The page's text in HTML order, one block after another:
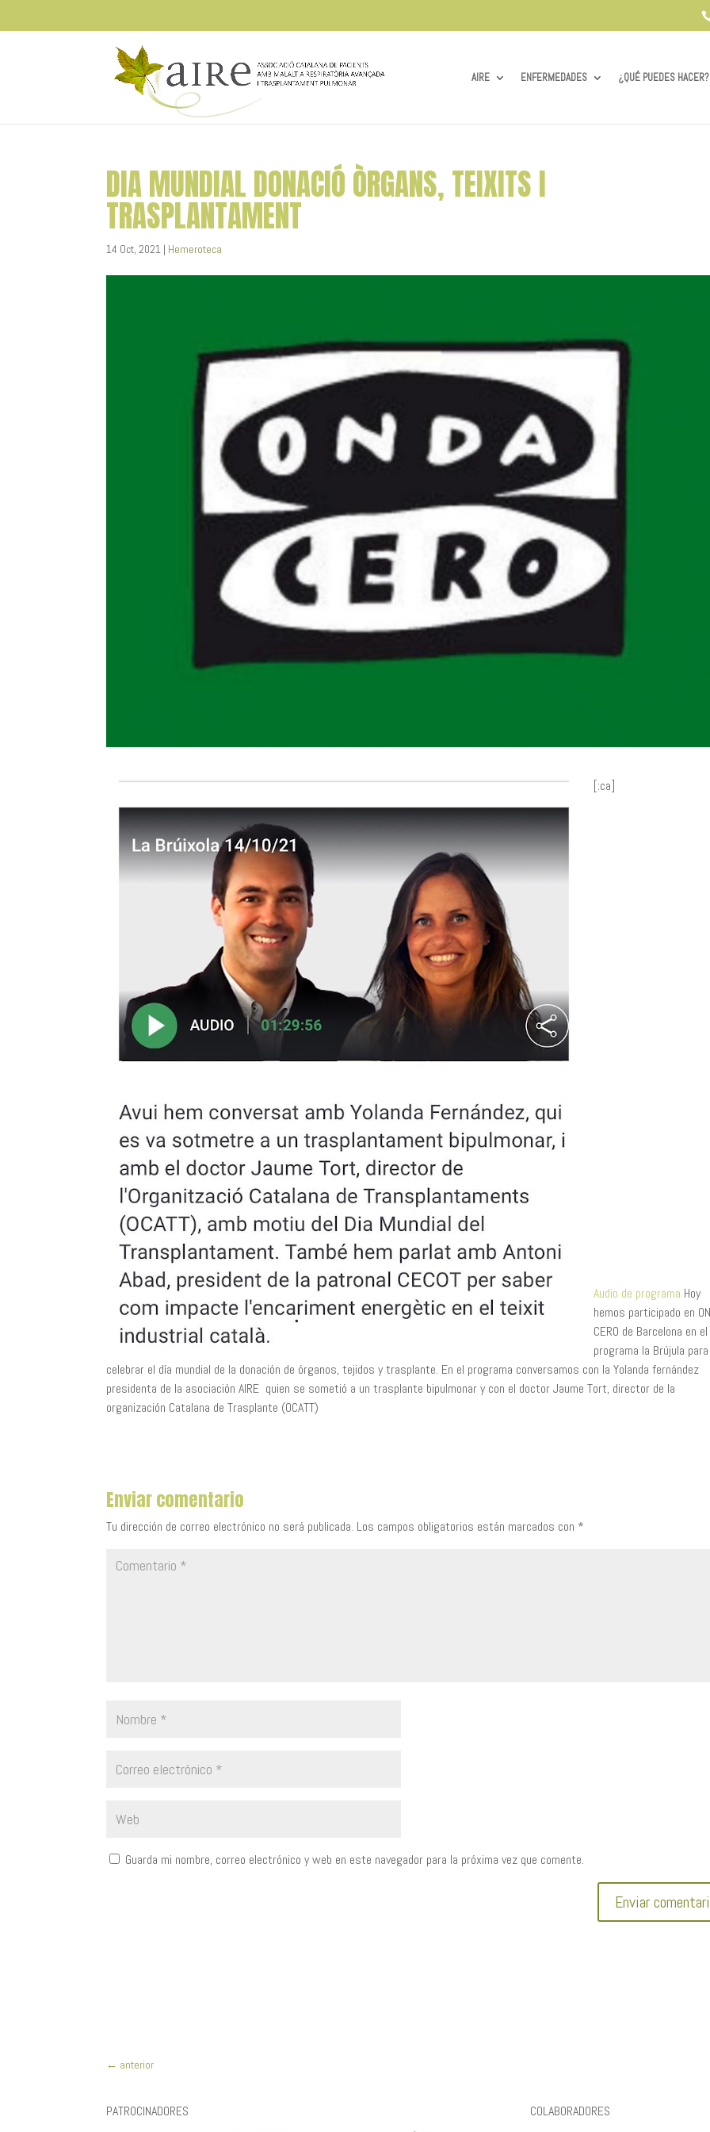
AIRE ENFERMEDADES ¿QUÉ PUEDES HACER?
DIA MUNDIAL DONACIÓ ÒRGANS, TEIXITS I
TRASPLANTAMENT
14 Oct, 2021 | Hemeroteca
[:ca]
Audio de programa Hoy
hemos participado en
CERO de Barcelona en el
programa la Brújula para
celebrar el día mundial de la donación de órganos, tejidos y trasplante. En el programa conversamos con la Yolanda fernández
presidenta de la asociación AIRE quien se sometió a un trasplante bipulmonar y con el doctor Jaume Tort, director de la
organización Catalana de Trasplante (OCATT)
Enviar comentario
Tu dirección de correo electrónico no será publicada. Los campos obligatorios están marcados con *
Guarda mi nombre, correo electrónico y web en este navegador para la próxima vez que comente.
← anterior
PATROCINADORES COLABORADORES